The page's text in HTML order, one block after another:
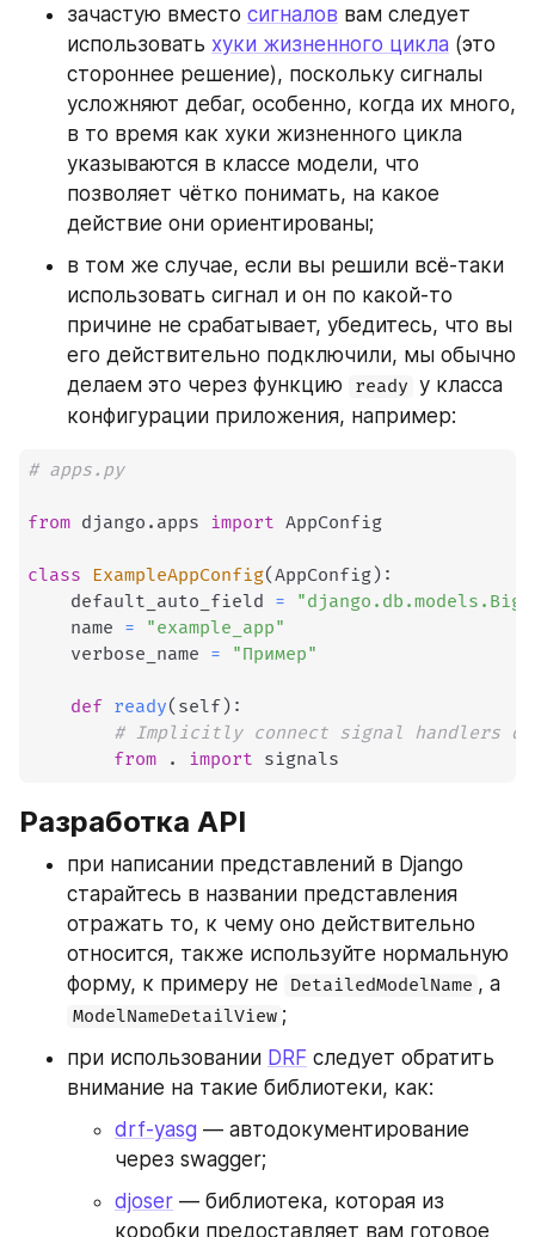
зачастую вместо сигналов вам следует
использовать хуки жизненного цикла (это
стороннее решение), поскольку сигналы
усложняют дебаг, особенно, когда их много,
в то время как хуки жизненного цикла
указываются в классе модели, что
позволяет чётко понимать, на какое
действие они ориентированы;
в том же случае, если вы решили всё-таки
использовать сигнал и он по какой-то
причине не срабатывает, убедитесь, что вы
его действительно подключили, мы обычно
делаем это через функцию
ready у класса
конфигурации приложения, например:
# apps.py
from django . apps import AppConfig
class ExampleAppConfig(AppConfig) :
    default_auto_field
=
    name
=
"example_app"
    verbose_name
= "Пример"
def ready( self) :
# Implicitly connect signal handlers
from
. import
Разработка API
при написании представлений в Django
старайтесь в названии представления
отражать то, к чему оно действительно
относится, также используйте нормальную
форму, к примеру не
DetailedModelName
ModelNameDetailView ;
при использовании DRF следует обратить
внимание на такие библиотеки, как:
drf-yasg — автодокументирование
через swagger;
djoser — библиотека, которая из
коробки предоставляет вам готовое